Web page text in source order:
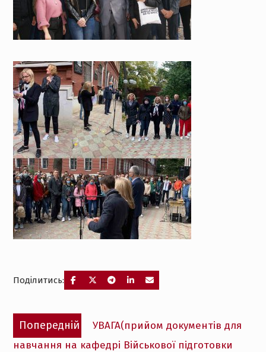
Поділитись:
Навігація
записів
Попередній
Попередній
запис:
УВАГА(прийом документів для
навчання на кафедрі Bійськової підготовки